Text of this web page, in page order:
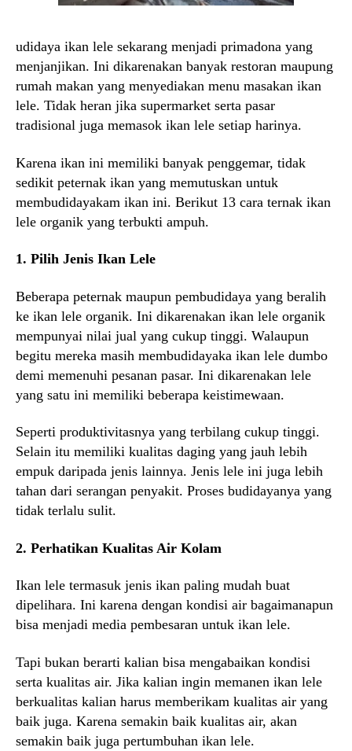
udidaya ikan lele sekarang menjadi primadona yang
menjanjikan. Ini dikarenakan banyak restoran maupung
rumah makan yang menyediakan menu masakan ikan
lele. Tidak heran jika supermarket serta pasar
tradisional juga memasok ikan lele setiap harinya.
Karena ikan ini memiliki banyak penggemar, tidak
sedikit peternak ikan yang memutuskan untuk
membudidayakam ikan ini. Berikut 13 cara ternak ikan
lele organik yang terbukti ampuh.
1. Pilih Jenis Ikan Lele
Beberapa peternak maupun pembudidaya yang beralih
ke ikan lele organik. Ini dikarenakan ikan lele organik
mempunyai nilai jual yang cukup tinggi. Walaupun
begitu mereka masih membudidayaka ikan lele dumbo
demi memenuhi pesanan pasar. Ini dikarenakan lele
yang satu ini memiliki beberapa keistimewaan.
Seperti produktivitasnya yang terbilang cukup tinggi.
Selain itu memiliki kualitas daging yang jauh lebih
empuk daripada jenis lainnya. Jenis lele ini juga lebih
tahan dari serangan penyakit. Proses budidayanya yang
tidak terlalu sulit.
2. Perhatikan Kualitas Air Kolam
Ikan lele termasuk jenis ikan paling mudah buat
dipelihara. Ini karena dengan kondisi air bagaimanapun
bisa menjadi media pembesaran untuk ikan lele.
Tapi bukan berarti kalian bisa mengabaikan kondisi
serta kualitas air. Jika kalian ingin memanen ikan lele
berkualitas kalian harus memberikam kualitas air yang
baik juga. Karena semakin baik kualitas air, akan
semakin baik juga pertumbuhan ikan lele.